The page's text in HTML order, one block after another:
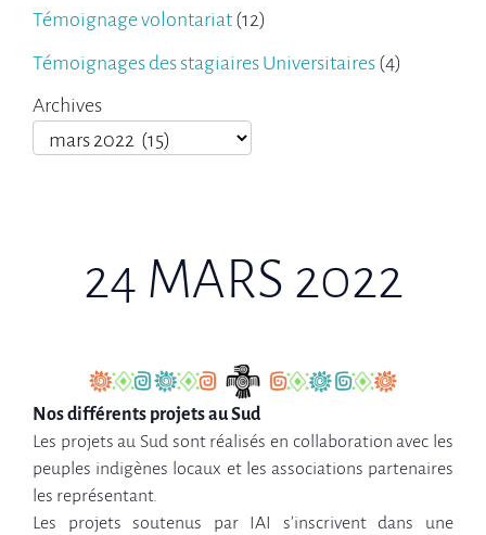
Témoignage volontariat (12)
Témoignages des stagiaires Universitaires (4)
Archives
24 MARS 2022
Nos différents projets au Sud
Les projets au Sud sont réalisés en collaboration avec les
peuples indigènes locaux et les associations partenaires
les représentant.
Les projets soutenus par IAI s’inscrivent dans une